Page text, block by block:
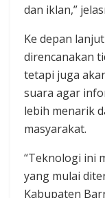
dan iklan,”
Ke depan
direncanakan
tetapi juga
suara agar
lebih menarik
masyarakat.
“Teknologi ini
yang mulai
Kabupaten